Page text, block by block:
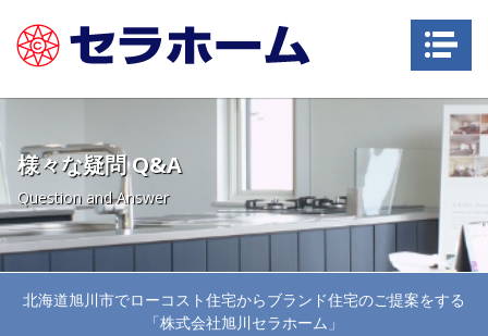
様々な疑問 Q&A
Question and Answer
北海道旭川市でローコスト住宅からブランド住宅のご提案をする
「株式会社旭川セラホーム」